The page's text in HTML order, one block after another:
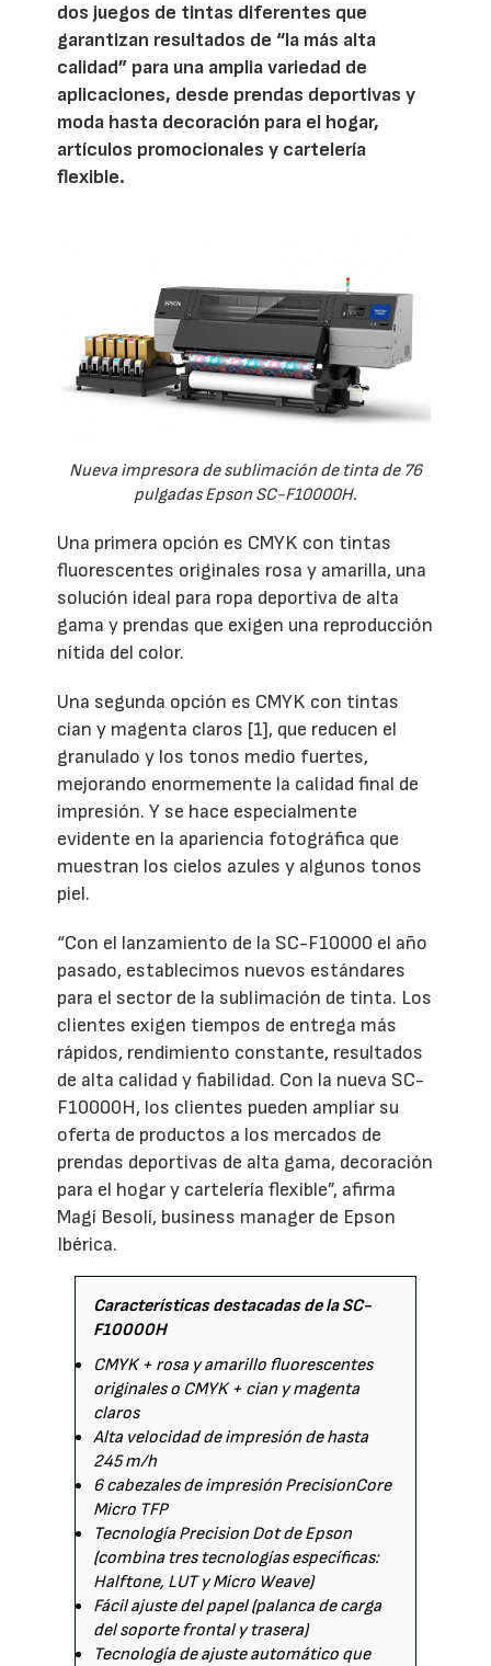
dos juegos de tintas diferentes que
garantizan resultados de “la más alta
calidad” para una amplia variedad de
aplicaciones, desde prendas deportivas y
moda hasta decoración para el hogar,
artículos promocionales y cartelería
flexible.
Nueva impresora de sublimación de tinta de 76
pulgadas Epson SC-F10000H.
Una primera opción es CMYK con tintas
fluorescentes originales rosa y amarilla, una
solución ideal para ropa deportiva de alta
gama y prendas que exigen una reproducción
nítida del color.
Una segunda opción es CMYK con tintas
cian y magenta claros [1], que reducen el
granulado y los tonos medio fuertes,
mejorando enormemente la calidad final de
impresión. Y se hace especialmente
evidente en la apariencia fotográfica que
muestran los cielos azules y algunos tonos
piel.
“Con el lanzamiento de la SC-F10000 el año
pasado, establecimos nuevos estándares
para el sector de la sublimación de tinta. Los
clientes exigen tiempos de entrega más
rápidos, rendimiento constante, resultados
de alta calidad y fiabilidad. Con la nueva SC-
F10000H, los clientes pueden ampliar su
oferta de productos a los mercados de
prendas deportivas de alta gama, decoración
para el hogar y cartelería flexible”, afirma
Magí Besolí, business manager de Epson
Ibérica.
Características destacadas de la SC-
F10000H
CMYK + rosa y amarillo fluorescentes
originales o CMYK + cian y magenta
claros
Alta velocidad de impresión de hasta
245 m/h
6 cabezales de impresión PrecisionCore
Micro TFP
Tecnología Precision Dot de Epson
(combina tres tecnologías específicas:
Halftone, LUT y Micro Weave)
Fácil ajuste del papel (palanca de carga
del soporte frontal y trasera)
Tecnología de ajuste automático que